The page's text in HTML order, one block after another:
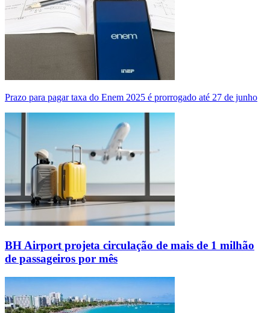
Prazo para pagar taxa do Enem 2025 é prorrogado até 27 de junho
BH Airport projeta circulação de mais de 1 milhão
de passageiros por mês